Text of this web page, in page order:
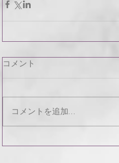
コメント
コメントを追加…